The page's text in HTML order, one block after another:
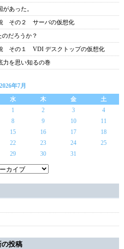
あった。
貌 その２ サーバの仮想化
だろうか？
貌 その１ VDI デスクトップの仮想化
力を思い知るの巻
2026年7月
水 木 金
土
1
2 3
4
8 9 10
11
15 16 17
18
22 23 24
25
29 30 31
投稿